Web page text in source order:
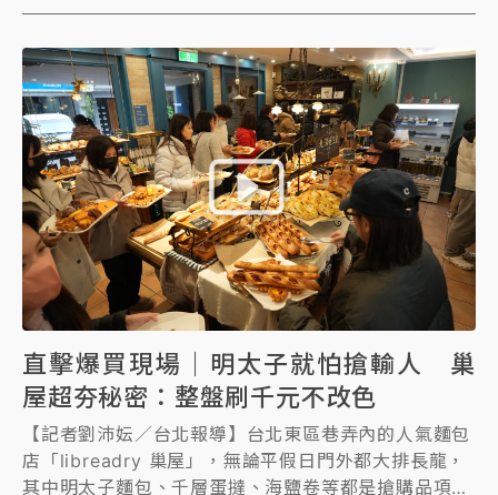
寵，每每一出爐就搶光！55歲創辦人蔡瑞通日前接受
包就像在當兵「靠意志力撐下去」，培訓師傅也像在練
兵，如今創業第一家店年營收破億、研發出近200款麵
包，成全台最多。
直擊爆買現場｜明太子就怕搶輸人 巢
屋超夯秘密：整盤刷千元不改色
【記者劉沛妘／台北報導】台北東區巷弄內的人氣麵包
店「libreadry 巢屋」，無論平假日門外都大排長龍，
其中明太子麵包、千層蛋撻、海鹽卷等都是搶購品項，